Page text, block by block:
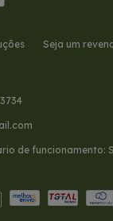
Seja um
de funcionamento: